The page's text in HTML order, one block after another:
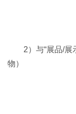
2）与“展品/
物）